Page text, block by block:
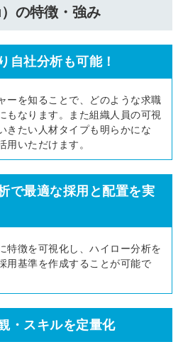
の特徴・強み
自社分析も可能！
ーを知ることで、どのような求職
もなります。また組織人員の可視
きたい人材タイプも明らかにな
用いただけます。
で最適な採用と配置を実
特徴を可視化し、ハイロー分析を
用基準を作成することが可能で
・スキルを定量化